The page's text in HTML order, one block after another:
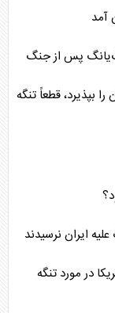
آمد
پس از جنگ
بپذیرد، قطعاً تنگه
ایران نرسیدند
در مورد تنگه